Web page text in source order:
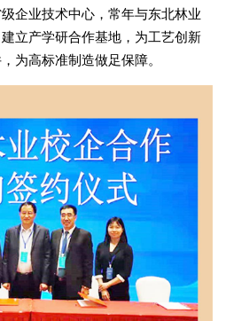
企业技术中心，常年与东北林业
立产学研合作基地，为工艺创新
为高标准制造做足保障。